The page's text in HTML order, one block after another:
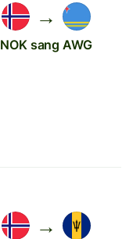
→
NOK sang AWG
→